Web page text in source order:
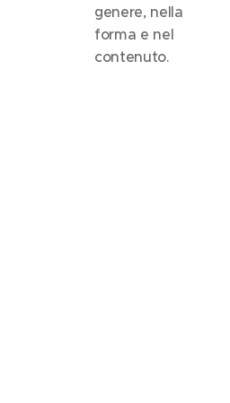
genere, nella
forma e nel
contenuto.